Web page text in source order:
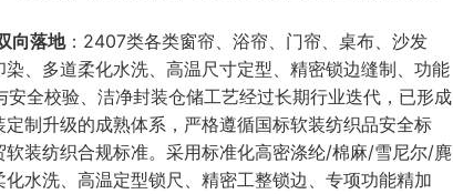
向落地：2407类各类窗帘、浴帘、门帘、桌布、沙发
、多道柔化水洗、高温尺寸定型、精密锁边缝制、功能
全校验、洁净封装仓储工艺经过长期行业迭代，已形成
制升级的成熟体系，严格遵循国标软装纺织品安全标
装纺织合规标准。采用标准化高密涤纶/棉麻/雪尼尔/麂
水洗、高温定型锁尺、精密工整锁边、专项功能精加